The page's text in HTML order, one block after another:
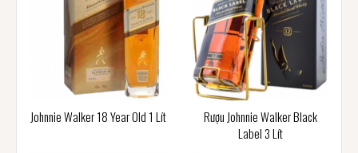
Johnnie Walker 18 Year Old 1 Lít
Rượu Johnnie Walker Black
Label 3 Lít